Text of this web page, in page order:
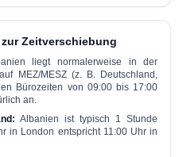
Zeitverschiebung
liegt normalerweise in der
MEZ/MESZ (z. B. Deutschland,
Bürozeiten von 09:00 bis 17:00
an.
Albanien ist typisch 1 Stunde
in London entspricht 11:00 Uhr in